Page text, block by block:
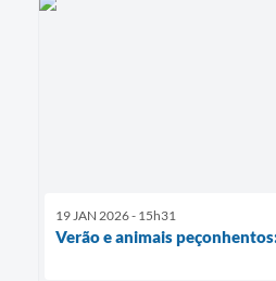
19 JAN 2026 - 15h31
Verão e animais